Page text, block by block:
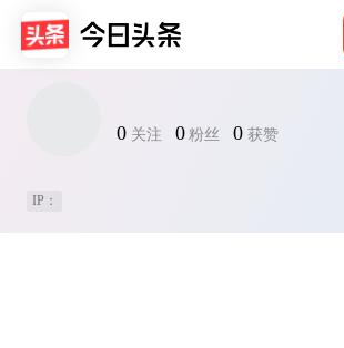
0 关注 0 粉丝 0 获赞
IP：